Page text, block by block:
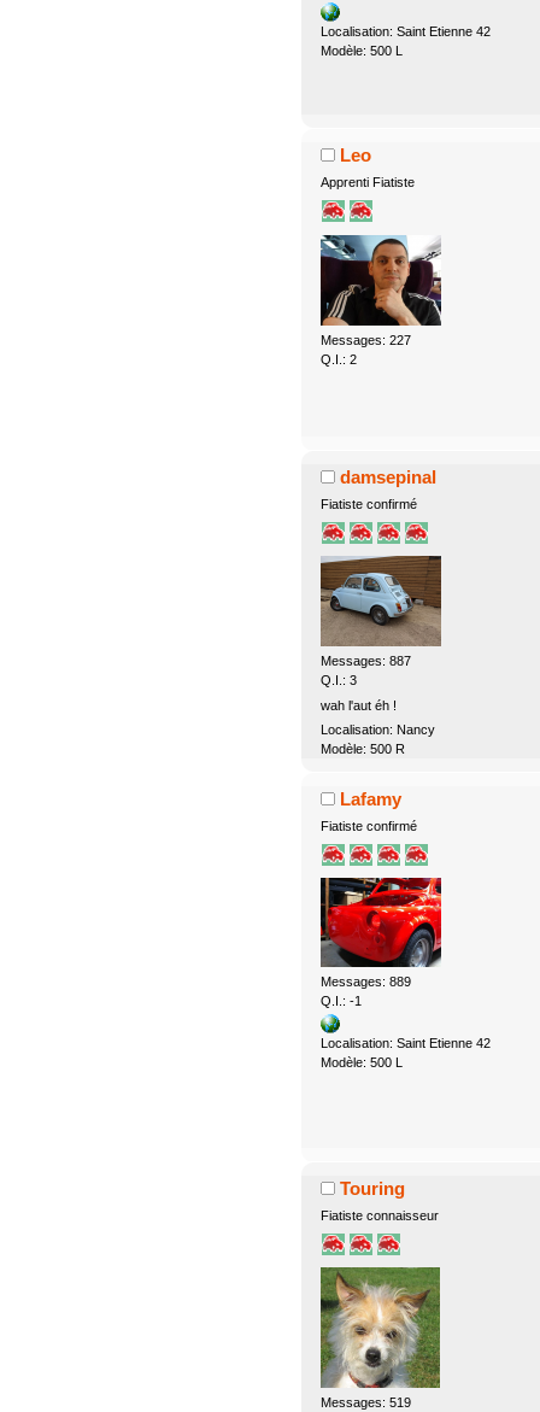
Localisation: Saint Etienne 42
Modèle: 500 L
Leo
Apprenti Fiatiste
Messages: 227
Q.I.: 2
damsepinal
Fiatiste confirmé
Messages: 887
Q.I.: 3
wah l'aut éh !
Localisation: Nancy
Modèle: 500 R
Lafamy
Fiatiste confirmé
Messages: 889
Q.I.: -1
Localisation: Saint Etienne 42
Modèle: 500 L
Touring
Fiatiste connaisseur
Messages: 519